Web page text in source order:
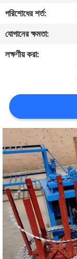
মান
নিয়ন্ত্রণ
যোগাযোগ
উদ্ধৃতির
জন্য
আবেদন
সাইট
ম্যাপ
PRIVACY
POLICY
পরিশোধের শর্ত:
যোগানের ক্ষমতা:
লক্ষণীয় করা: